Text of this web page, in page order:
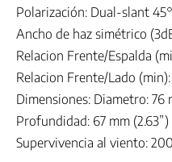
Polarización: Dual-slant 45°
Ancho de haz simétrico
Relacion Frente/Espalda
Relacion Frente/Lado
Dimensiones: Diametro: 76
Profundidad: 67 mm (2.63”)
Supervivencia al viento: